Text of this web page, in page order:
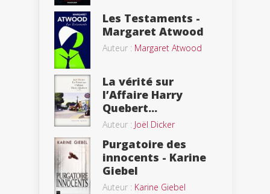
Les Testaments -
Margaret Atwood
Auteur : Margaret Atwood
La vérité sur
l’Affaire Harry
Quebert...
Auteur : Joël Dicker
Purgatoire des
innocents - Karine
Giebel
Auteur : Karine Giebel